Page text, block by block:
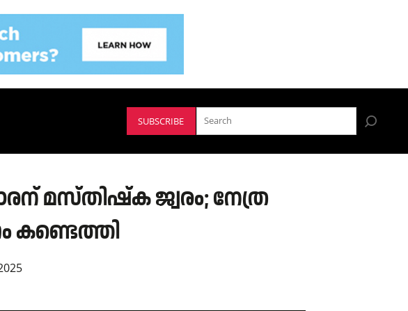
SUBSCRIBE
മസ്തിഷ്ക ജ്വരം; നേത്ര
കണ്ടെത്തി